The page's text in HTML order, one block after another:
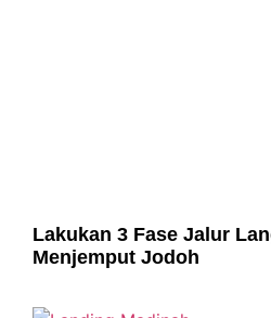
Lakukan 3 Fase Jalur
Menjemput Jodoh